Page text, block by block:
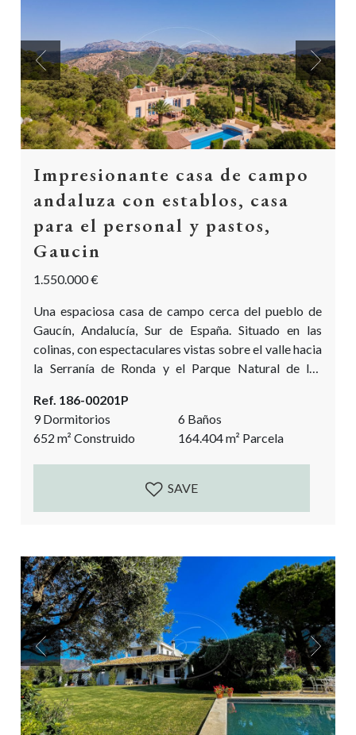
Previous Next
Impresionante casa de campo
andaluza con establos, casa
para el personal y pastos,
Gaucin
1.550.000 €
Una espaciosa casa de campo cerca del pueblo de
Gaucín, Andalucía, Sur de España. Situado en las
colinas, con espectaculares vistas sobre el valle hacia
la Serranía de Ronda y el Parque Natural de los
de invitados o para el personal de 128m2, y un
establo abierto de 128m2 con almacén de heno y
guadarnés. Con una ubicación absolutamente
encantadora y...
Ref. 186-00201P
9 Dormitorios
6 Baños
652m² Construido 164.404m² Parcela
SAVE
Previous Next